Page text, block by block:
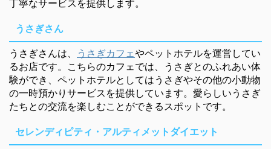
丁寧なサービスを提供します。
うさぎさん
うさぎさんは、 うさぎカフェやペットホテルを運営してい
るお店です。こちらのカフェでは、うさぎとのふれあい体
験ができ、ペットホテルとしてはうさぎやその他の小動物
の一時預かりサービスを提供しています。愛らしいうさぎ
たちとの交流を楽しむことができるスポットです。
セレンディピティ・アルティメットダイエット